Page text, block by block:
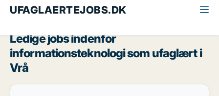
UFAGLAERTEJOBS.DK
Ledige jobs indenfor
informationsteknologi som ufaglært i
Vrå